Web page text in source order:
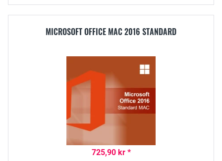
MICROSOFT OFFICE MAC 2016 STANDARD
725,90 kr *